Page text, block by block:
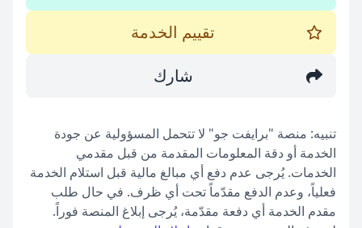
تقييم الخدمة
شارك
تنبيه: منصة "برايفت جو" لا تتحمل المسؤولية عن جودة
الخدمة أو دقة المعلومات المقدمة من قبل مقدمي
الخدمات. يُرجى عدم دفع أي مبالغ مالية قبل استلام الخدمة
فعلياً، وعدم الدفع مقدّماً تحت أي ظرف. في حال طلب
مقدم الخدمة أي دفعة مقدّمة، يُرجى إبلاغ المنصة فوراً.